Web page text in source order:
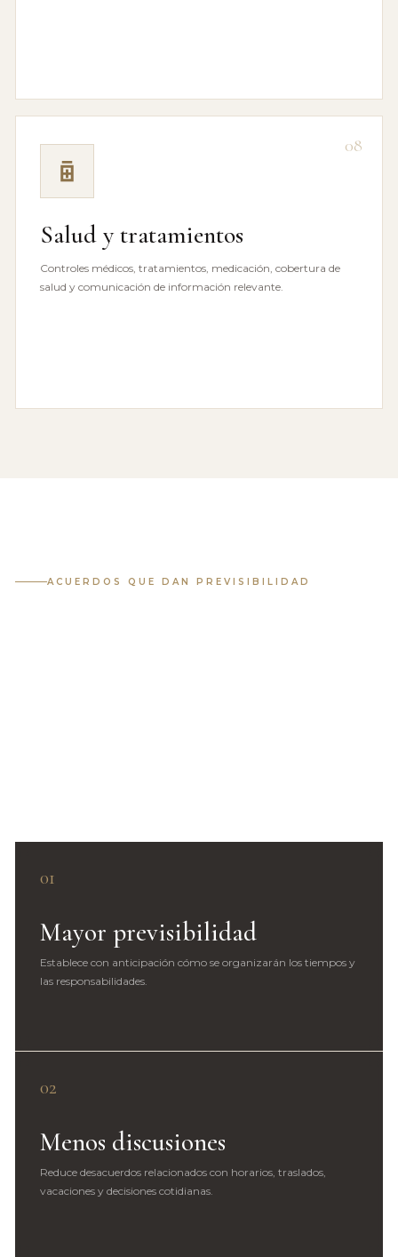
08
Salud y tratamientos
Controles médicos, tratamientos, medicación, cobertura de
salud y comunicación de información relevante.
ACUERDOS QUE DAN PREVISIBILIDAD
01
Mayor previsibilidad
Establece con anticipación cómo se organizarán los tiempos y
las responsabilidades.
02
Menos discusiones
Reduce desacuerdos relacionados con horarios, traslados,
vacaciones y decisiones cotidianas.